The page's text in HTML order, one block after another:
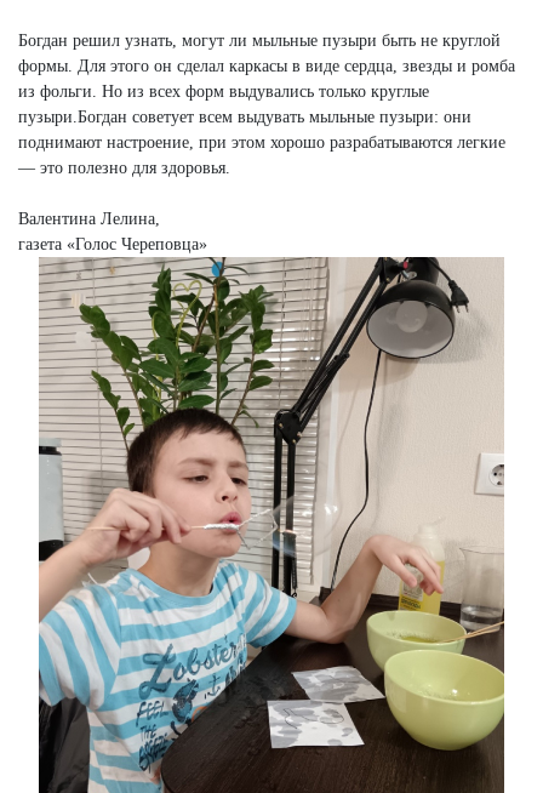
Богдан решил узнать, могут ли мыльные пузыри быть не круглой
формы. Для этого он сделал каркасы в виде сердца, звезды и ромба
из фольги. Но из всех форм выдувались только круглые
пузыри.Богдан советует всем выдувать мыльные пузыри: они
поднимают настроение, при этом хорошо разрабатываются легкие
— это полезно для здоровья.
Валентина Лелина,
газета «Голос Череповца»